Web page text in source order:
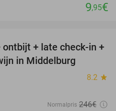
9,95€
52%
ontbijt + late check-in +
in Middelburg
8.2 star
Normalpris 246€